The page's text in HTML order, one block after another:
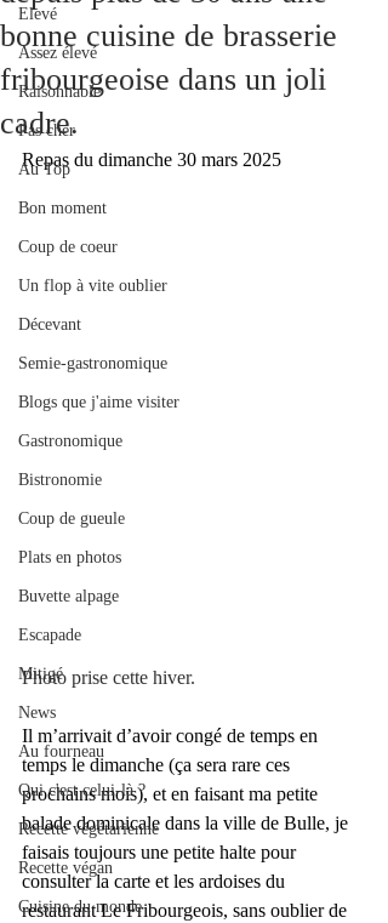
Elevé
Assez élevé
Raisonnable
Pas cher
Au Top
Bon moment
Coup de coeur
Un flop à vite oublier
Décevant
Semie-gastronomique
Blogs que j'aime visiter
Gastronomique
Bistronomie
Coup de gueule
Plats en photos
Buvette alpage
Escapade
Mitigé
News
Au fourneau
Qui c'est celui-là ?
Recette végétarienne
Recette végan
Cuisine du monde
bonne cuisine de brasserie
fribourgeoise dans un joli
cadre.
Repas du dimanche 30 mars 2025
Photo prise cette hiver.
Il m’arrivait d’avoir congé de temps en
temps le dimanche (ça sera rare ces
prochains mois), et en faisant ma petite
balade dominicale dans la ville de Bulle, je
faisais toujours une petite halte pour
consulter la carte et les ardoises du
restaurant Le Fribourgeois, sans oublier de